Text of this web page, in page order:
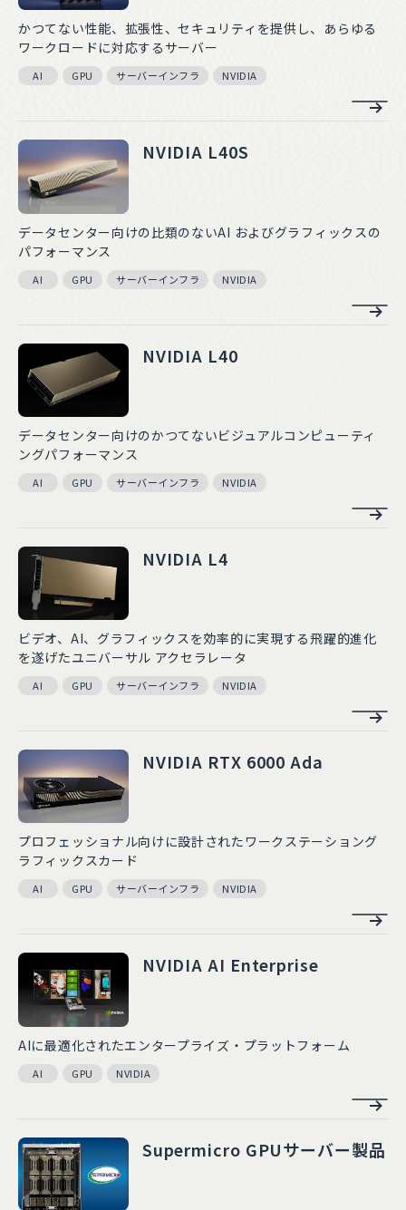
かつてない性能、拡張性、セキュリティを提供し、あらゆる
ワークロードに対応するサーバー
AI GPU サーバーインフラ NVIDIA
NVIDIA L40S
データセンター向けの比類のないAI およびグラフィックスの
パフォーマンス
AI GPU サーバーインフラ NVIDIA
NVIDIA L40
データセンター向けのかつてないビジュアルコンピューティ
ングパフォーマンス
AI GPU サーバーインフラ NVIDIA
NVIDIA L4
ビデオ、AI、グラフィックスを効率的に実現する飛躍的進化
を遂げたユニバーサル アクセラレータ
AI GPU サーバーインフラ NVIDIA
NVIDIA RTX 6000 Ada
プロフェッショナル向けに設計されたワークステーショング
ラフィックスカード
AI GPU サーバーインフラ NVIDIA
NVIDIA AI Enterprise
AIに最適化されたエンタープライズ・プラットフォーム
AI GPU NVIDIA
Supermicro GPUサーバー製品